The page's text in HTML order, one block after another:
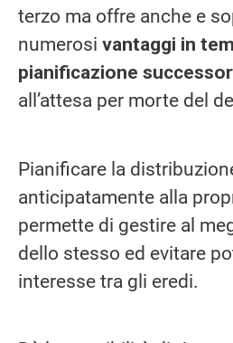
terzo ma offre anche e
numerosi vantaggi in
pianificazione
all’attesa per morte del
Pianificare la
anticipatamente alla
permette di gestire al
dello stesso ed evitare
interesse tra gli eredi.